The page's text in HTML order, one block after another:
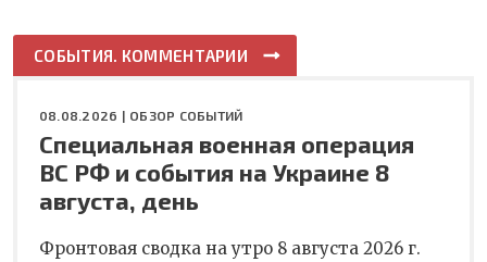
СОБЫТИЯ. КОММЕНТАРИИ
08.08.2026 | ОБЗОР СОБЫТИЙ
Специальная военная операция
ВС РФ и события на Украине 8
августа, день
Фронтовая сводка на утро 8 августа 2026 г.